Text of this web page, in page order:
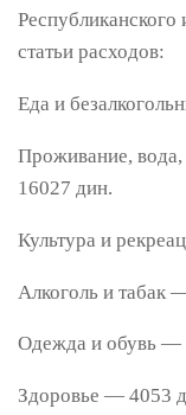
Республиканского
статьи расходов:
Еда и
Проживание, вода,
16027 дин.
Культура и
Алкоголь и табак
Одежда и обувь —
Здоровье — 4053